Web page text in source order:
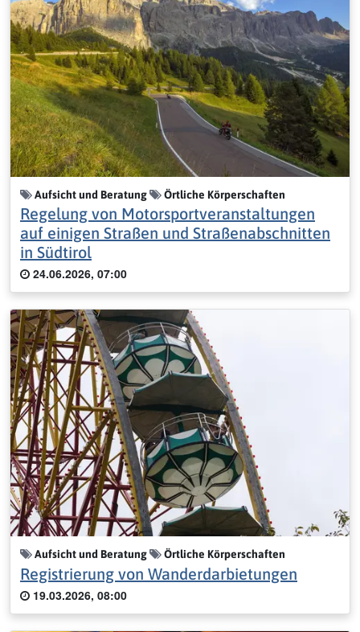
Aufsicht und Beratung Örtliche Körperschaften
Regelung von Motorsportveranstaltungen
auf einigen Straßen und Straßenabschnitten
in Südtirol
24.06.2026, 07:00
Aufsicht und Beratung Örtliche Körperschaften
Registrierung von Wanderdarbietungen
19.03.2026, 08:00